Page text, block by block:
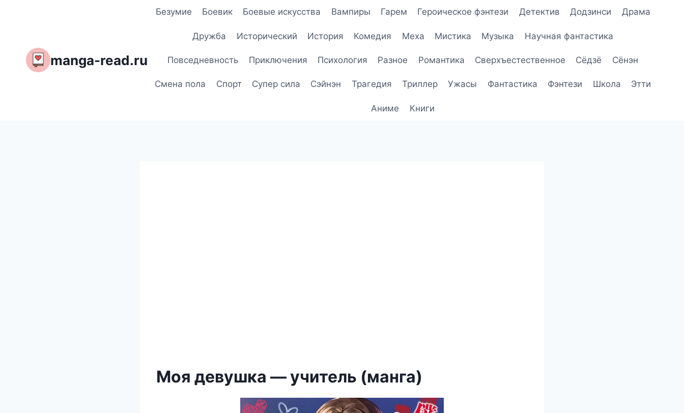
manga-read.ru
Безумие Боевик Боевые искусства Вампиры Гарем Героическое фэнтези Детектив Додзинси Драма
Дружба Исторический История Комедия Меха Мистика Музыка Научная фантастика
Повседневность Приключения Психология Разное Романтика Сверхъестественное Сёдзё Сёнэн
Смена пола Спорт Супер сила Сэйнэн Трагедия Триллер Ужасы Фантастика Фэнтези Школа Этти
Аниме Книги
Моя девушка — учитель (манга)